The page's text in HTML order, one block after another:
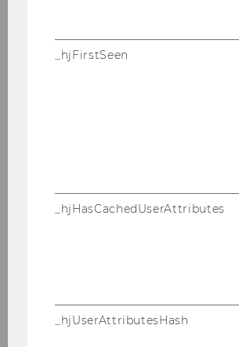
_hjFirstSeen
_hjHasCachedUserAttributes
_hjUserAttributesHash